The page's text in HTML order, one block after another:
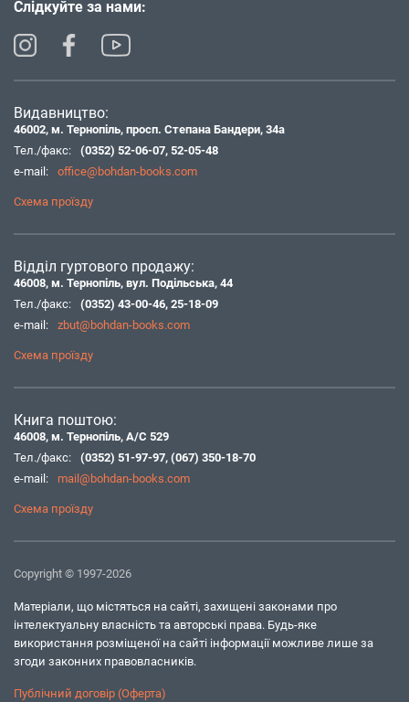
Слідкуйте за нами:
Видавництво:
46002, м. Тернопіль, просп. Степана Бандери, 34а
Тел./факс:
(0352) 52-06-07, 52-05-48
e-mail:
office@bohdan-books.com
Схема проїзду
Відділ гуртового продажу:
46008, м. Тернопіль, вул. Подільська, 44
Тел./факс:
(0352) 43-00-46, 25-18-09
e-mail:
zbut@bohdan-books.com
Схема проїзду
Книга поштою:
46008, м. Тернопіль, А/С 529
Тел./факс:
(0352) 51-97-97, (067) 350-18-70
e-mail:
mail@bohdan-books.com
Схема проїзду
Copyright © 1997-2026
Матеріали, що містяться на сайті, захищені законами про
інтелектуальну власність та авторські права. Будь-яке
використання розміщеної на сайті інформації можливе лише за
згоди законних правовласників.
Публічний договір (Оферта)